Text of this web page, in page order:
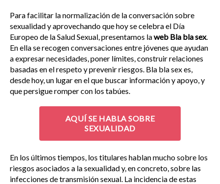
Para facilitar la normalización de la conversación sobre
sexualidad y aprovechando que hoy se celebra el Día
Europeo de la Salud Sexual, presentamos laweb Bla bla sex.
En ella se recogen conversaciones entre jóvenes que ayudan
a expresar necesidades, poner límites, construir relaciones
basadas en el respeto y prevenir riesgos. Bla bla sex es,
desde hoy, un lugar en el que buscar información y apoyo, y
que persigue romper con los tabúes.
AQUÍ SE HABLA SOBRE
SEXUALIDAD
En los últimos tiempos, los titulares hablan mucho sobre los
riesgos asociados a la sexualidad y, en concreto, sobre las
infecciones de transmisión sexual. La incidencia de estas